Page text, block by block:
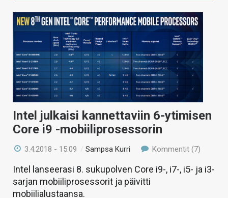
Intel julkaisi kannettaviin 6-ytimisen
Core i9 -mobiiliprosessorin
3.4.2018 - 15:09 /Sampsa Kurri Kommentit (7)
Intel lanseerasi 8. sukupolven Core i9-, i7-, i5- ja i3-
sarjan mobiiliprosessorit ja päivitti
mobiilialustaansa.